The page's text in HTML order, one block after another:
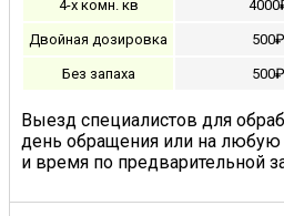
4-х комн. кв
Двойная дозировка 500₽
Без запаха 500₽
Выезд специалистов для
день обращения или на любую
и время по предварительной